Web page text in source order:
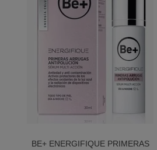
Ver Más
BE+ ENERGIFIQUE PRIMERAS